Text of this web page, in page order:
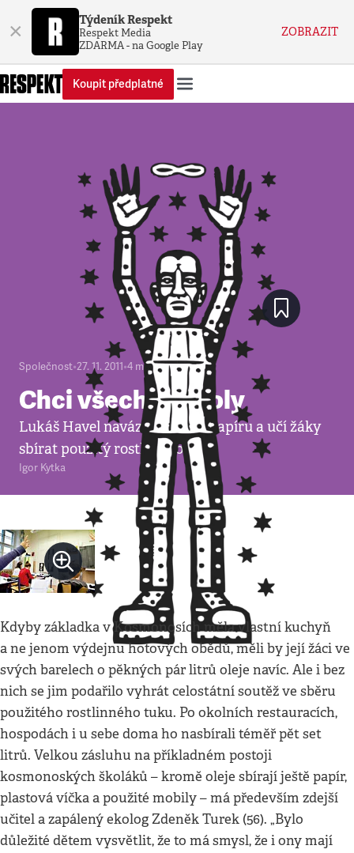
× Týdeník Respekt
Respekt Media
ZDARMA - na Google Play
ZOBRAZIT
Koupit předplatné
Společnost•27. 11. 2011•4 minuty
Chci všechny školy
Lukáš Havel navázal na sběr papíru a učí žáky
sbírat použitý rostlinný olej
Igor Kytka
Kdyby základka v Kosmonosích měla vlastní kuchyň
a ne jenom výdejnu hotových obědů, měli by její žáci ve
svých barelech o pěkných pár litrů oleje navíc. Ale i bez
nich se jim podařilo vyhrát celostátní soutěž ve sběru
použitého rostlinného tuku. Po okolních restauracích,
hospodách i u sebe doma ho nasbírali téměř pět set
litrů. Velkou zásluhu na příkladném postoji
kosmonoských školáků – kromě oleje sbírají ještě papír,
plastová víčka a použité mobily – má především zdejší
učitel a zapálený ekolog Zdeněk Turek (56). „Bylo
důležité dětem vysvětlit, že to má smysl, že i ony mají